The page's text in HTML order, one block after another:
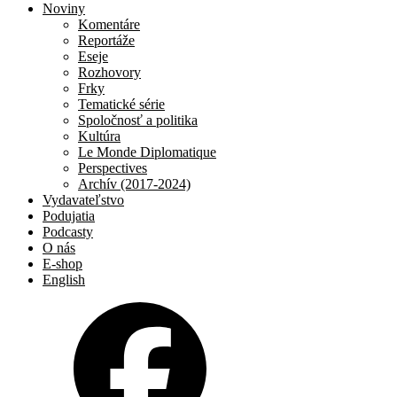
Noviny
Komentáre
Reportáže
Eseje
Rozhovory
Frky
Tematické série
Spoločnosť a politika
Kultúra
Le Monde Diplomatique
Perspectives
Archív (2017-2024)
Vydavateľstvo
Podujatia
Podcasty
O nás
E-shop
English